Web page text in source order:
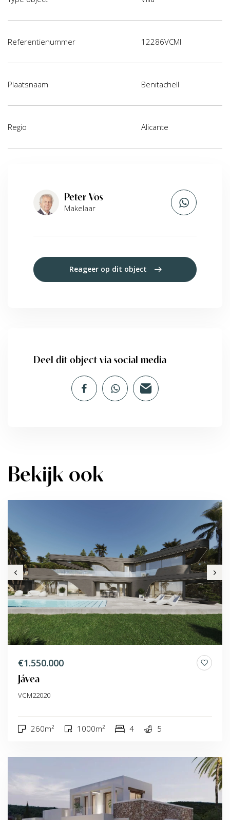
Referentienummer 12286VCMI
Plaatsnaam Benitachell
Regio Alicante
Peter Vos
Makelaar
Reageer op dit object
Deel dit object via social media
Bekijk ook
€1.550.000
Jávea
VCM22020
260m² 1000m² 4 5